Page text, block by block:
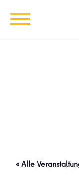
« Alle